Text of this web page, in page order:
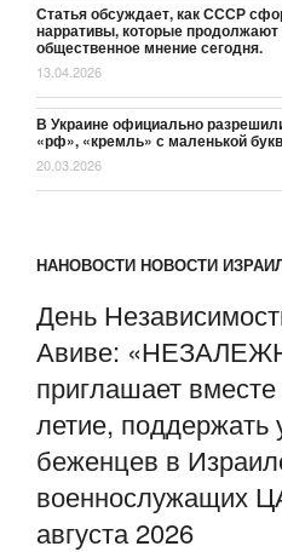
Статья обсуждает, как СССР
нарративы, которые продолжают
общественное мнение сегодня.
13.04.2026
В Украине официально
«рф», «кремль» с маленькой
20.03.2026
НАНОВОСТИ НОВОСТИ
День
Авиве:
приглашает
летие, поддержать
беженцев в
военнослужащих
августа 2026